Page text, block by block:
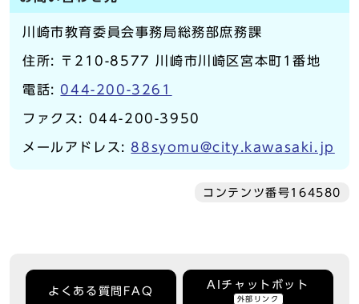
川崎市教育委員会事務局総務部庶務課
住所: 〒210-8577 川崎市川崎区宮本町1番地
電話: 044-200-3261
ファクス: 044-200-3950
メールアドレス:88syomu@city.kawasaki.jp
コンテンツ番号164580
よくある質問FAQ
AIチャットボット
外部リンク